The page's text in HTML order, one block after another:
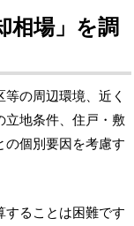
相場」を調
の周辺環境、近く
立地条件、住戸・敷
個別要因を考慮す
ることは困難です